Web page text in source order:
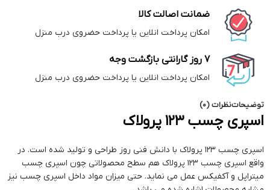
ضمانت اصالت کالا
امکان پرداخت انلاین یا پرداخت حضروی درب منزل
7 روز گارانتی بازگشت وجه
امکان پرداخت انلاین یا پرداخت حضروی درب منزل
توضیحاتنظرات (0)
اسپری چسب 123 پرولاک
اسپری چسب 123 پرولاک با دانش فنی روز طراحی و تولید شده است. در
واقع اسپری چسب ۱۲۳ پرولاک هم سطح محصولاتی چون اسپری چسب
میتراپل و آکفیکس عمل می نماید. حتی میزان مواد داخل اسپری چسب نیز